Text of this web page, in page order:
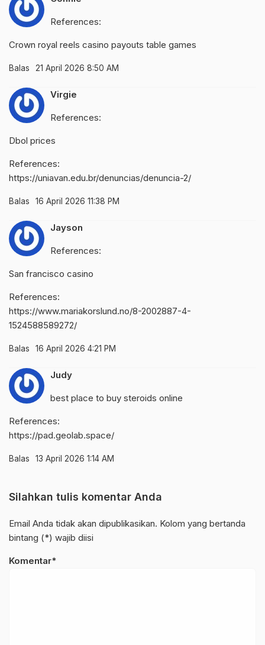
References:
Crown royal reels casino payouts table games
Balas 21 April 2026 8:50 AM
Virgie
References:
Dbol prices
References:
https://uniavan.edu.br/denuncias/denuncia-2/
Balas 16 April 2026 11:38 PM
Jayson
References:
San francisco casino
References:
https://www.mariakorslund.no/8-2002887-4-
1524588589272/
Balas 16 April 2026 4:21 PM
Judy
best place to buy steroids online
References:
https://pad.geolab.space/
Balas 13 April 2026 1:14 AM
Silahkan tulis komentar Anda
Email Anda tidak akan dipublikasikan. Kolom yang bertanda
bintang (*) wajib diisi
Komentar*